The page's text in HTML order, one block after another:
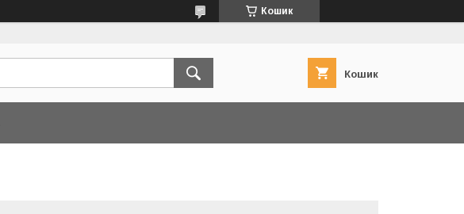
Кошик
Кошик